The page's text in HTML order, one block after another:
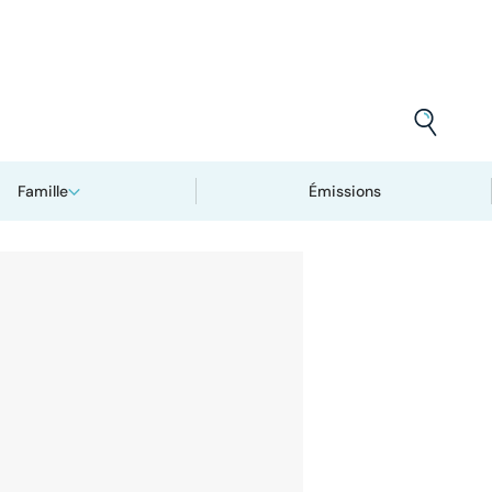
Famille Émissions